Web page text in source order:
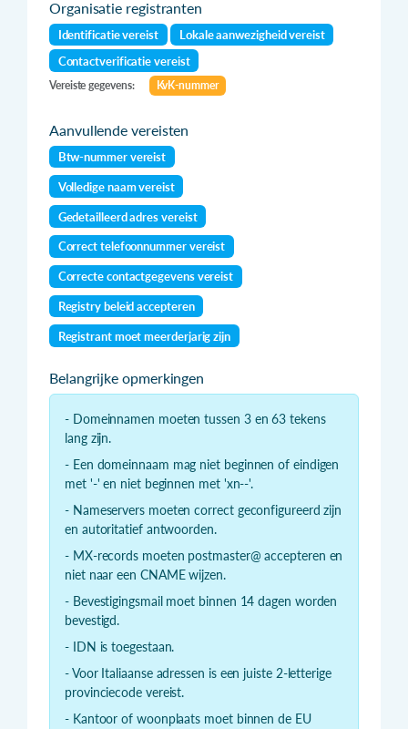
Organisatie registranten
Identificatie vereist
Lokale aanwezigheid vereist
Contactverificatie vereist
Vereiste gegevens: KvK-nummer
Aanvullende vereisten
Btw-nummer vereist
Volledige naam vereist
Gedetailleerd adres vereist
Correct telefoonnummer vereist
Correcte contactgegevens vereist
Registry beleid accepteren
Registrant moet meerderjarig zijn
Belangrijke opmerkingen
- Domeinnamen moeten tussen 3 en 63 tekens
lang zijn.
- Een domeinnaam mag niet beginnen of eindigen
met '-' en niet beginnen met 'xn--'.
- Nameservers moeten correct geconfigureerd zijn
en autoritatief antwoorden.
- MX-records moeten postmaster@ accepteren en
niet naar een CNAME wijzen.
- Bevestigingsmail moet binnen 14 dagen worden
bevestigd.
- IDN is toegestaan.
- Voor Italiaanse adressen is een juiste 2-letterige
provinciecode vereist.
- Kantoor of woonplaats moet binnen de EU